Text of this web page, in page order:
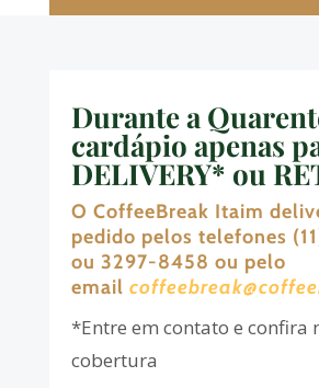
Durantea
cardápio apenas
DELIVERY* ou
O CoffeeBreak Itaim
pedido pelos telefones
ou 3297-8458 ou pelo
email
*Entre em contato e confira
cobertura